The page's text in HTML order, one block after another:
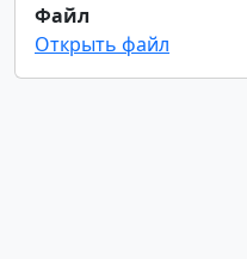
Файл
Открыть файл